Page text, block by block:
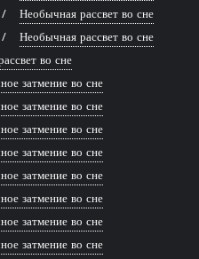
Необычная рассвет во сне
Необычная рассвет во сне
во сне
затмение во сне
затмение во сне
затмение во сне
затмение во сне
затмение во сне
затмение во сне
затмение во сне
затмение во сне